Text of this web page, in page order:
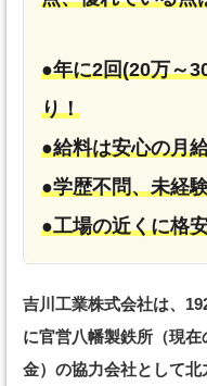
●年に2回(20万～
り！
●給料は安心の月
●学歴不問、未経
●工場の近くに格
吉川工業株式会社は、
に官営八幡製鉄所（現在
金）の協力会社として北